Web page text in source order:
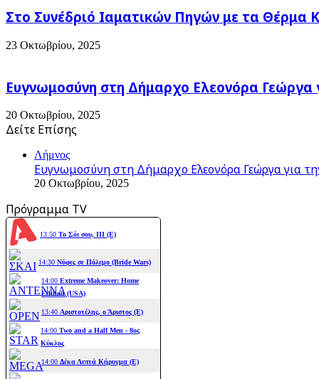
Στο Συνέδριό Ιαματικών Πηγών με τα Θέρμα
23 Οκτωβρίου, 2025
Ευγνωμοσύνη στη Δήμαρχο Ελεονόρα Γεώργα
20 Οκτωβρίου, 2025
Δείτε Επίσης
Λήμνος
Ευγνωμοσύνη στη Δήμαρχο Ελεονόρα Γεώργα για
20 Οκτωβρίου, 2025
Πρόγραμμα TV